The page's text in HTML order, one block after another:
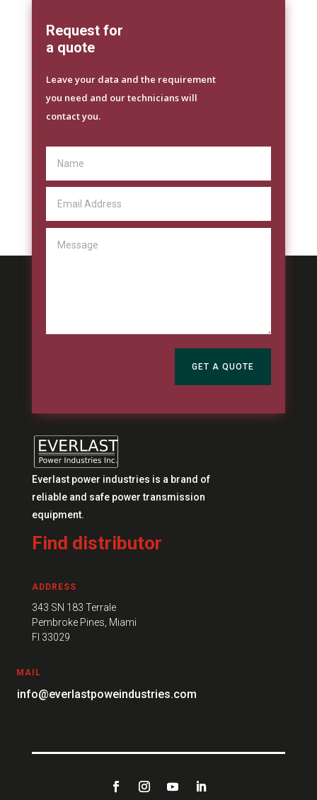
Request for
a quote
Leave your data and the requirement
you need and our technicians will
contact you.
GET A QUOTE
Everlast power industries is a brand of
reliable and safe power transmission
equipment.
Find distributor
ADDRESS
343 SN 183 Terrale
Pembroke Pines, Miami
FI 33029
MAIL
info@everlastpoweindustries.com